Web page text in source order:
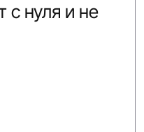
с нуля и не